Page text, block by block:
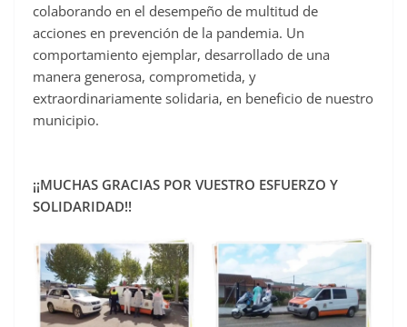
colaborando en el desempeño de multitud de
acciones en prevención de la pandemia. Un
comportamiento ejemplar, desarrollado de una
manera generosa, comprometida, y
extraordinariamente solidaria, en beneficio de nuestro
municipio.
¡¡MUCHAS GRACIAS POR VUESTRO ESFUERZO Y
SOLIDARIDAD!!